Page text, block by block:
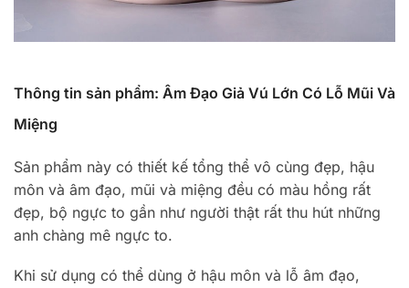
Thông tin sản phẩm: Âm Đạo Giả Vú Lớn Có Lỗ Mũi Và
Miệng
Sản phẩm này có thiết kế tổng thể vô cùng đẹp, hậu
môn và âm đạo, mũi và miệng đều có màu hồng rất
đẹp, bộ ngực to gần như người thật rất thu hút những
anh chàng mê ngực to.
Khi sử dụng có thể dùng ở hậu môn và lỗ âm đạo,